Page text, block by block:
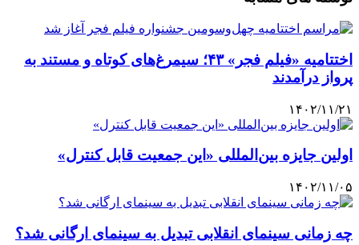
اختتامیه «فیلم فجر» ۴۳؛ سیمرغ‌های کوتاه و مستند به
پرواز درآمدند
۱۴۰۲/۱۱/۲۱
اولین جایزه بین‌المللی «این جمعیت قابل کنترل»
۱۴۰۲/۱۱/۰۵
چه زمانی سینمای انقلابی تبدیل به سینمای ارگانی شد؟